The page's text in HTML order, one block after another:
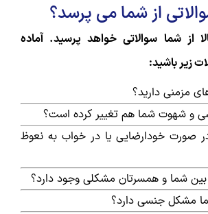
از شما می پرسد؟
از شما سوالاتی خواهد پرسید. آماده
زیر باشید:
مزمنی دارید؟
و شهوت شما هم تغییر کرده است؟
در صورت خودارضایی یا در خواب به نعوظ
بین شما و همسرتان مشکلی وجود دارد؟
مشکل جنسی دارد؟